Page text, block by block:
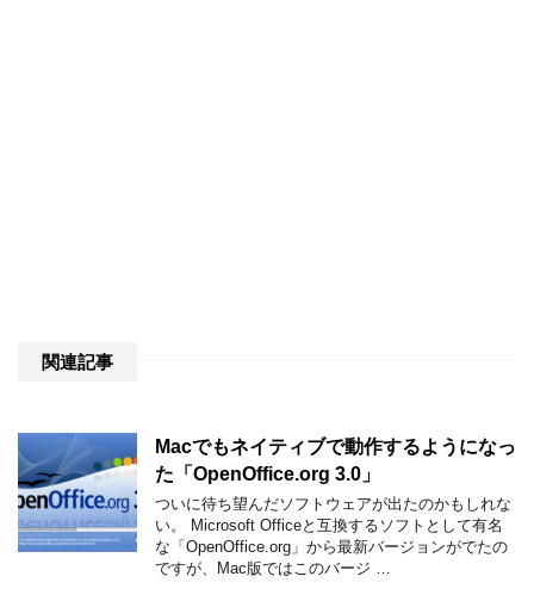
関連記事
Macでもネイティブで動作するようになっ
た「OpenOffice.org 3.0」
ついに待ち望んだソフトウェアが出たのかもしれな
い。 Microsoft Officeと互換するソフトとして有名
な「OpenOffice.org」から最新バージョンがでたの
ですが、Mac版ではこのバージ …